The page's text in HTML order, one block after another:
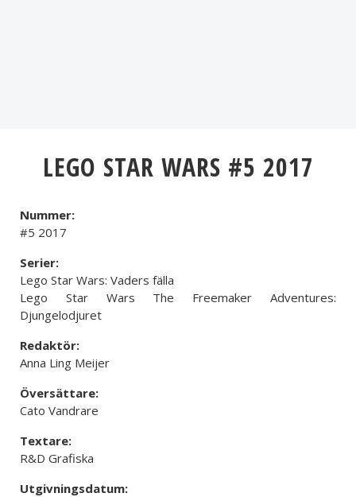
LEGO STAR WARS #5 2017
Nummer:
#5 2017
Serier:
Lego Star Wars: Vaders fälla
Lego Star Wars The Freemaker Adventures:
Djungelodjuret
Redaktör:
Anna Ling Meijer
Översättare:
Cato Vandrare
Textare:
R&D Grafiska
Utgivningsdatum: